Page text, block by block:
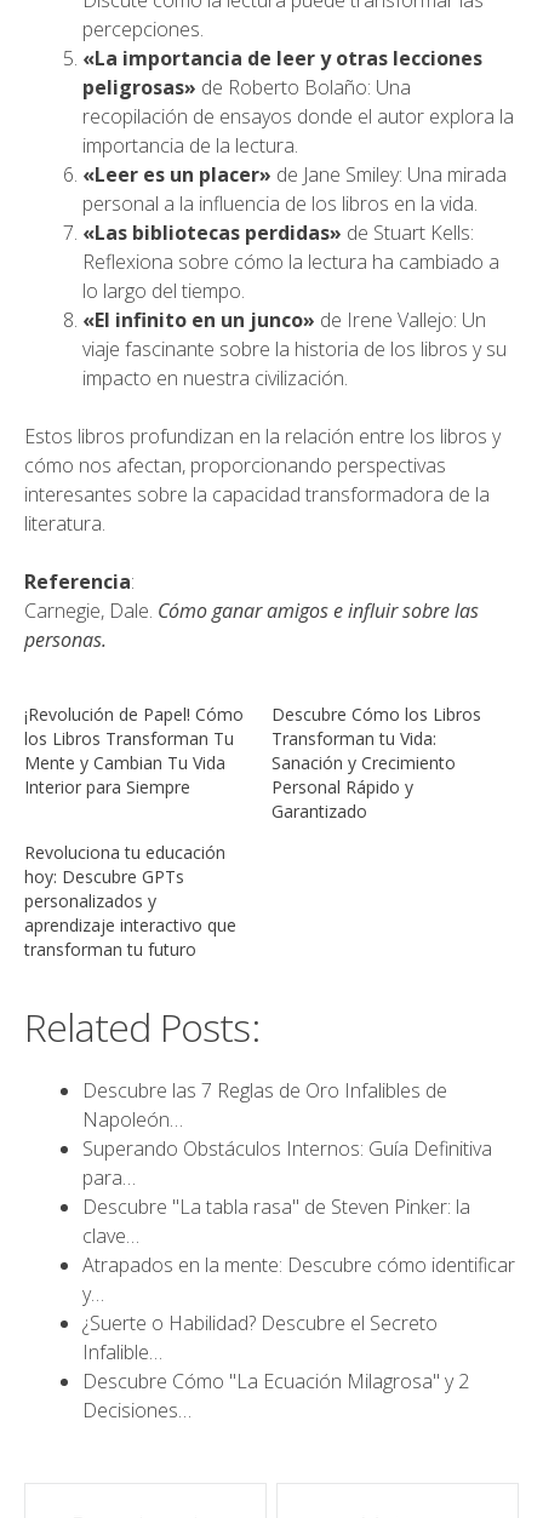
percepciones.
«La importancia de leer y otras lecciones
peligrosas» de Roberto Bolaño: Una
recopilación de ensayos donde el autor explora la
importancia de la lectura.
«Leer es un placer» de Jane Smiley: Una mirada
personal a la influencia de los libros en la vida.
«Las bibliotecas perdidas» de Stuart Kells:
Reflexiona sobre cómo la lectura ha cambiado a
lo largo del tiempo.
«El infinito en un junco» de Irene Vallejo: Un
viaje fascinante sobre la historia de los libros y su
impacto en nuestra civilización.
Estos libros profundizan en la relación entre los libros y
cómo nos afectan, proporcionando perspectivas
interesantes sobre la capacidad transformadora de la
literatura.
Referencia:
Carnegie, Dale. Cómo ganar amigos e influir sobre las
personas.
¡Revolución de Papel! Cómo
los Libros Transforman Tu
Mente y Cambian Tu Vida
Interior para Siempre
Descubre Cómo los Libros
Transforman tu Vida:
Sanación y Crecimiento
Personal Rápido y
Garantizado
Revoluciona tu educación
hoy: Descubre GPTs
personalizados y
aprendizaje interactivo que
transforman tu futuro
Related Posts:
Descubre las 7 Reglas de Oro Infalibles de
Napoleón…
Superando Obstáculos Internos: Guía Definitiva
para…
Descubre "La tabla rasa" de Steven Pinker: la
clave…
Atrapados en la mente: Descubre cómo identificar
y…
¿Suerte o Habilidad? Descubre el Secreto
Infalible…
Descubre Cómo "La Ecuación Milagrosa" y 2
Decisiones…